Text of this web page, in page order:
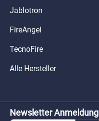
Jablotron
FireAngel
TecnoFire
Alle Hersteller
Newsletter Anmeldung